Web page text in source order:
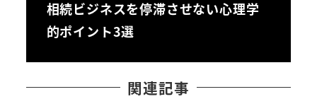
相続ビジネスを停滞させない心理学
的ポイント3選
関連記事